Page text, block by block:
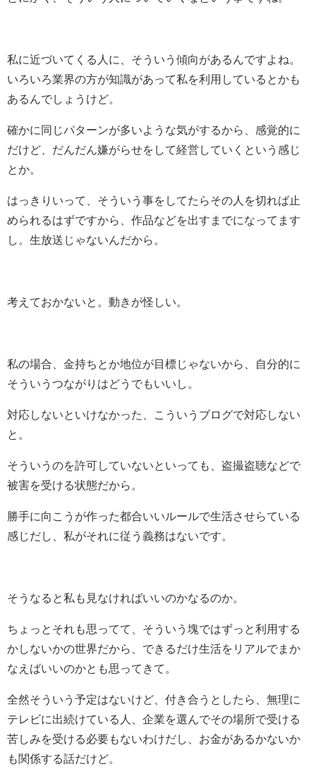
私に近づいてくる人に、そういう傾向があるんですよね。
いろいろ業界の方が知識があって私を利用しているとかも
あるんでしょうけど。
確かに同じパターンが多いような気がするから、感覚的に
だけど、だんだん嫌がらせをして経営していくという感じ
とか。
はっきりいって、そういう事をしてたらその人を切れば止
められるはずですから、作品などを出すまでになってます
し。生放送じゃないんだから。
考えておかないと。動きが怪しい。
私の場合、金持ちとか地位が目標じゃないから、自分的に
そういうつながりはどうでもいいし。
対応しないといけなかった、こういうブログで対応しない
と。
そういうのを許可していないといっても、盗撮盗聴などで
被害を受ける状態だから。
勝手に向こうが作った都合いいルールで生活させらている
感じだし、私がそれに従う義務はないです。
そうなると私も見なければいいのかなるのか。
ちょっとそれも思ってて、そういう塊ではずっと利用する
かしないかの世界だから、できるだけ生活をリアルでまか
なえばいいのかとも思ってきて。
全然そういう予定はないけど、付き合うとしたら、無理に
テレビに出続けている人、企業を選んでその場所で受ける
苦しみを受ける必要もないわけだし、お金があるかないか
も関係する話だけど。